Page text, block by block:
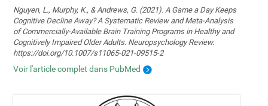
Nguyen, L., Murphy, K., & Andrews, G. (2021). A Game a Day Keeps
Cognitive Decline Away? A Systematic Review and Meta-Analysis
of Commercially-Available Brain Training Programs in Healthy and
Cognitively Impaired Older Adults. Neuropsychology Review.
https://doi.org/10.1007/s11065-021-09515-2
Voir l'article complet dans PubMed